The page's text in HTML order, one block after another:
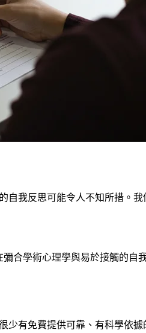
自我反思可能令人不知所措。我
彌合學術心理學與易於接觸的
有免費提供可靠、有科學依據